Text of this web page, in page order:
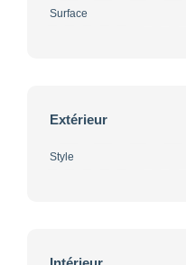
Surface
Extérieur
Style